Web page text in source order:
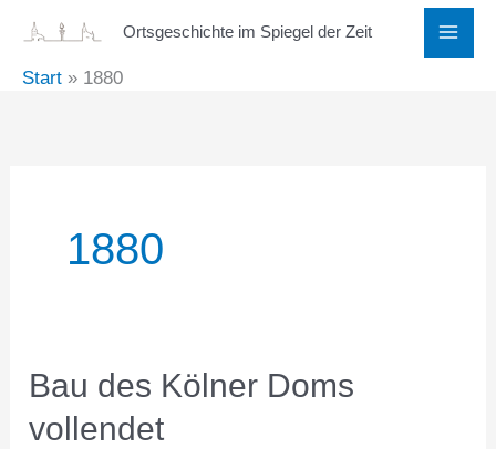
springen
Ortsgeschichte im Spiegel der Zeit
Start 1880
1880
Bau des Kölner Doms
vollendet